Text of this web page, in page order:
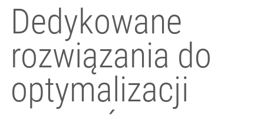
Dedykowane
rozwiązania do
optymalizacji